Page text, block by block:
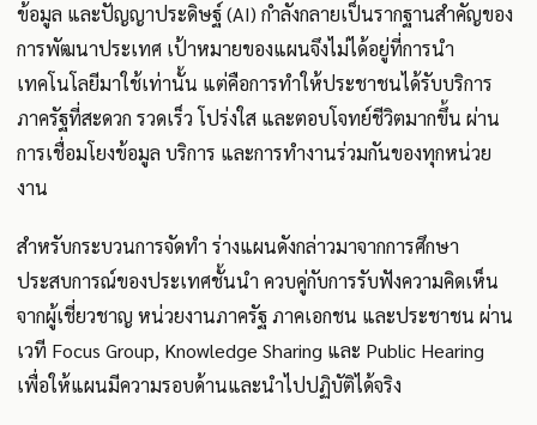
ข้อมูล และปัญญาประดิษฐ์ (AI) กำลังกลายเป็นรากฐานสำคัญของ
การพัฒนาประเทศ เป้าหมายของแผนจึงไม่ได้อยู่ที่การนำ
เทคโนโลยีมาใช้เท่านั้น แต่คือการทำให้ประชาชนได้รับบริการ
ภาครัฐที่สะดวก รวดเร็ว โปร่งใส และตอบโจทย์ชีวิตมากขึ้น ผ่าน
การเชื่อมโยงข้อมูล บริการ และการทำงานร่วมกันของทุกหน่วย
งาน
สำหรับกระบวนการจัดทำ ร่างแผนดังกล่าวมาจากการศึกษา
ประสบการณ์ของประเทศชั้นนำ ควบคู่กับการรับฟังความคิดเห็น
จากผู้เชี่ยวชาญ หน่วยงานภาครัฐ ภาคเอกชน และประชาชน ผ่าน
เวที Focus Group, Knowledge Sharing และ Public Hearing
เพื่อให้แผนมีความรอบด้านและนำไปปฏิบัติได้จริง